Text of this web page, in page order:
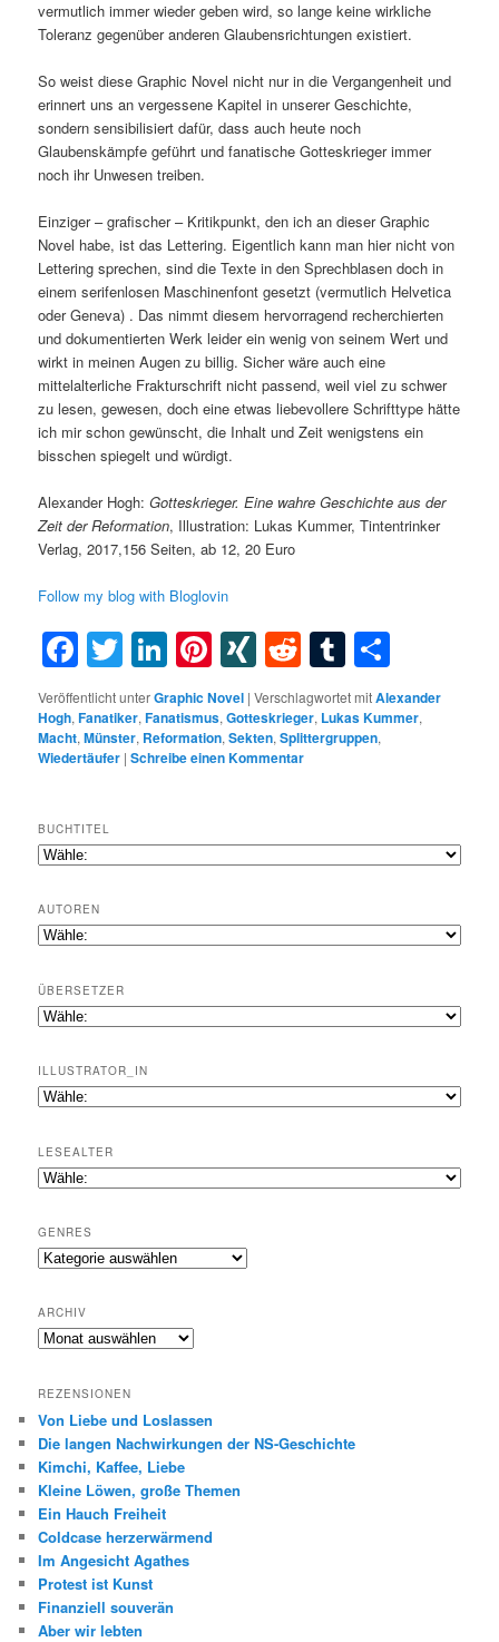
vermutlich immer wieder geben wird, so lange keine wirkliche
Toleranz gegenüber anderen Glaubensrichtungen existiert.
So weist diese Graphic Novel nicht nur in die Vergangenheit und
erinnert uns an vergessene Kapitel in unserer Geschichte,
sondern sensibilisiert dafür, dass auch heute noch
Glaubenskämpfe geführt und fanatische Gotteskrieger immer
noch ihr Unwesen treiben.
Einziger – grafischer – Kritikpunkt, den ich an dieser Graphic
Novel habe, ist das Lettering. Eigentlich kann man hier nicht von
Lettering sprechen, sind die Texte in den Sprechblasen doch in
einem serifenlosen Maschinenfont gesetzt (vermutlich Helvetica
oder Geneva) . Das nimmt diesem hervorragend recherchierten
und dokumentierten Werk leider ein wenig von seinem Wert und
wirkt in meinen Augen zu billig. Sicher wäre auch eine
mittelalterliche Frakturschrift nicht passend, weil viel zu schwer
zu lesen, gewesen, doch eine etwas liebevollere Schrifttype hätte
ich mir schon gewünscht, die Inhalt und Zeit wenigstens ein
bisschen spiegelt und würdigt.
Alexander Hogh:Gotteskrieger. Eine wahre Geschichte aus der
Zeit der Reformation, Illustration: Lukas Kummer, Tintentrinker
Verlag, 2017,156 Seiten, ab 12, 20 Euro
Follow my blog with Bloglovin
Facebook
Twitter
LinkedIn
Pinterest
XINGRedditTumblr
Veröffentlicht unterGraphic Novel |Verschlagwortet mitAlexander
Hogh,Fanatiker,Fanatismus,Gotteskrieger, Lukas Kummer,
Macht,Münster, Reformation,Sekten,Splittergruppen,
Wiedertäufer |Schreibe einen Kommentar
BUCHTITEL
AUTOREN
ÜBERSETZER
ILLUSTRATOR_IN
LESEALTER
GENRES
Genres
ARCHIV
Archiv
REZENSIONEN
Von Liebe und Loslassen
Die langen Nachwirkungen der NS-Geschichte
Kimchi, Kaffee, Liebe
Kleine Löwen, große Themen
Ein Hauch Freiheit
Coldcase herzerwärmend
Im Angesicht Agathes
Protest ist Kunst
Finanziell souverän
Aber wir lebten